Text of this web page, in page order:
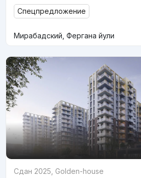
Спецпредложение
Мирабадский, Фергана йули
Сдан 2025 Golden-house